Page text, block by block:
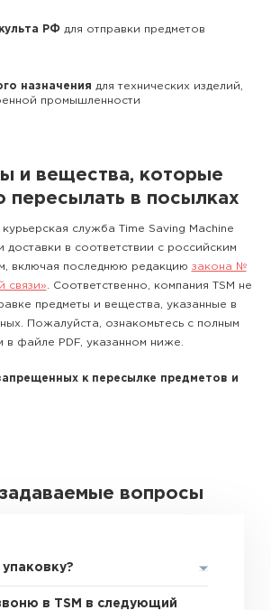
РФ для отправки предметов
назначения для технических изделий,
промышленности
и вещества, которые
пересылать в посылках
служба Time Saving Machine
доставки в соответствии с российским
включая последнюю редакцию закона №
связи» . Соответственно, компания TSM не
предметы и вещества, указанные в
Пожалуйста, ознакомьтесь с полным
в файле PDF, указанном ниже.
к пересылке предметов и
вопросы
упаковку?
в TSM в следующий